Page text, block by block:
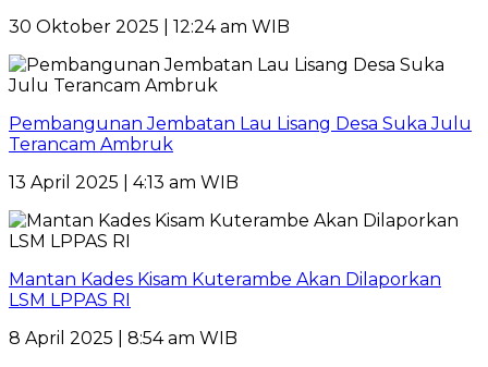
30 Oktober 2025 | 12:24 am WIB
Pembangunan Jembatan Lau Lisang Desa Suka Julu
Terancam Ambruk
13 April 2025 | 4:13 am WIB
Mantan Kades Kisam Kuterambe Akan Dilaporkan
LSM LPPAS RI
8 April 2025 | 8:54 am WIB